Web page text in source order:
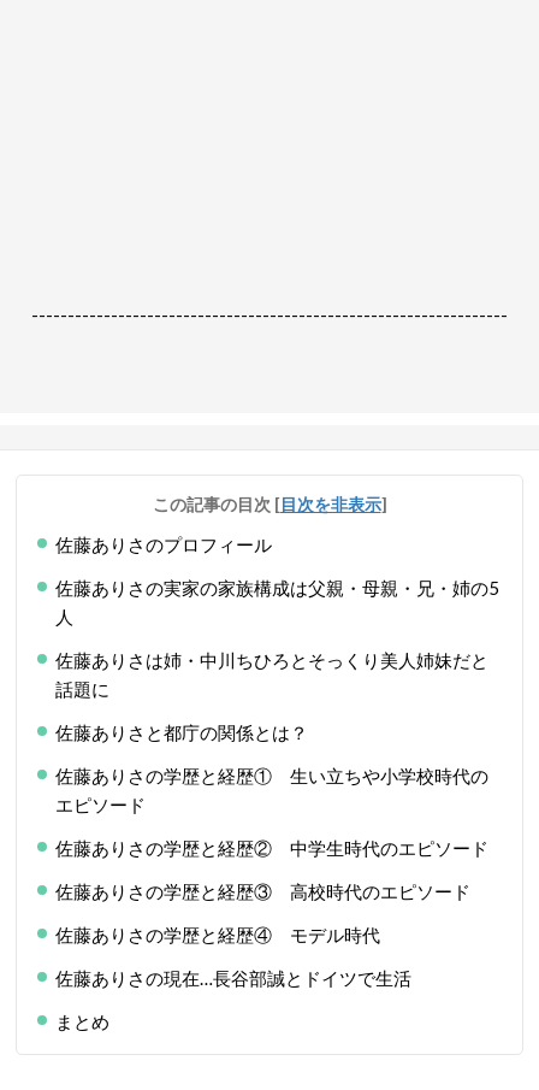
------------------------------------------------------------------
この記事の目次 [目次を非表示]
佐藤ありさのプロフィール
佐藤ありさの実家の家族構成は父親・母親・兄・姉の5
人
佐藤ありさは姉・中川ちひろとそっくり美人姉妹だと
話題に
佐藤ありさと都庁の関係とは？
佐藤ありさの学歴と経歴① 生い立ちや小学校時代の
エピソード
佐藤ありさの学歴と経歴② 中学生時代のエピソード
佐藤ありさの学歴と経歴③ 高校時代のエピソード
佐藤ありさの学歴と経歴④ モデル時代
佐藤ありさの現在…長谷部誠とドイツで生活
まとめ